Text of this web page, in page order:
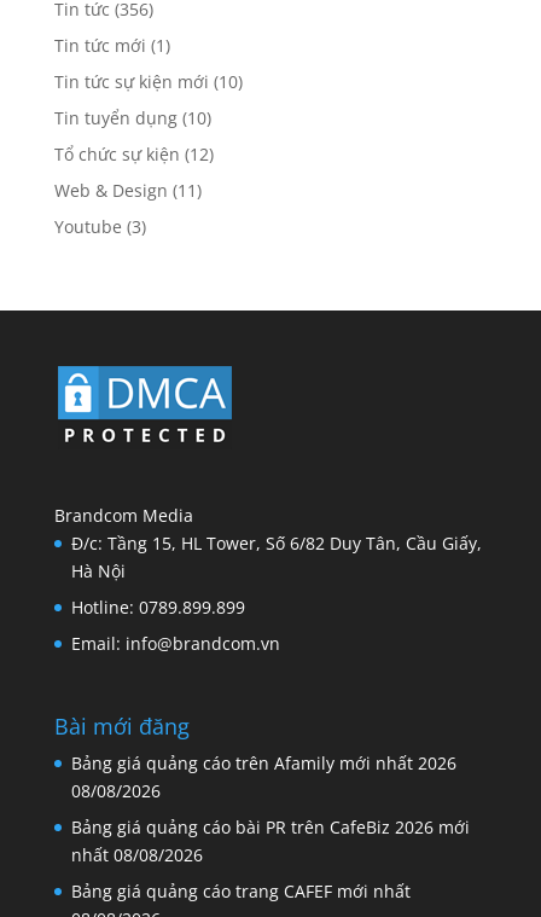
Tin tức (356)
Tin tức mới (1)
Tin tức sự kiện mới (10)
Tin tuyển dụng(10)
Tổ chức sự kiện (12)
Web & Design (11)
Youtube (3)
Brandcom Media
Đ/c: Tầng 15, HL Tower, Số 6/82 Duy Tân, Cầu Giấy,
Hà Nội
Hotline: 0789.899.899
Email: info@brandcom.vn
Bài mới đăng
Bảng giá quảng cáo trên Afamily mới nhất 2026
08/08/2026
Bảng giá quảng cáo bài PR trên CafeBiz 2026 mới
nhất 08/08/2026
Bảng giá quảng cáo trang CAFEF mới nhất